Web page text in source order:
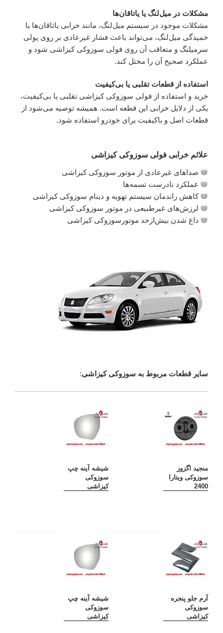
مشکلات در میل‌لنگ یا یاتاقان‌ها
مشکلات موجود در سیستم میل‌لنگ، مانند خرابی یاتاقان‌ها یا
خمیدگی میل‌لنگ، می‌تواند باعث فشار غیرعادی بر روی پولی
سرمیلنگ و متعاقب آن روی فولی سوزوکی کیزاشی شود و
عملکرد صحیح آن را مختل کند.
استفاده از قطعات تقلبی یا بی‌کیفیت
خرید و استفاده از فولی سوزوکی کیزاشی تقلبی یا بی‌کیفیت،
یکی از دلایل خرابی این قطعه است. همیشه توصیه می‌شود از
قطعات اصل و باکیفیت برای خودرو استفاده شود.
علائم خرابی فولی سوزوکی کیزاشی
📛 صداهای غیرعادی از موتور سوزوکی کیزاشی
📛 عملکرد نادرست تسمه‌ها
📛 کاهش راندمان سیستم تهویه و دینام سوزوکی کیزاشی
📛 لرزش‌های غیرطبیعی در موتور سوزوکی کیزاشی
📛 داغ شدن بیش‌ازحد موتورسوزوکی کیزاشی
سایر قطعات مربوط به سوزوکی کیزاشی:
منجید اگزوز
سوزوکی ویتارا
2400
شیشه آینه چپ
سوزوکی
کیزاشی
آرم جلو پنجره
سوزوکی
کیزاشی
شیشه آینه چپ
سوزوکی
کیزاشی